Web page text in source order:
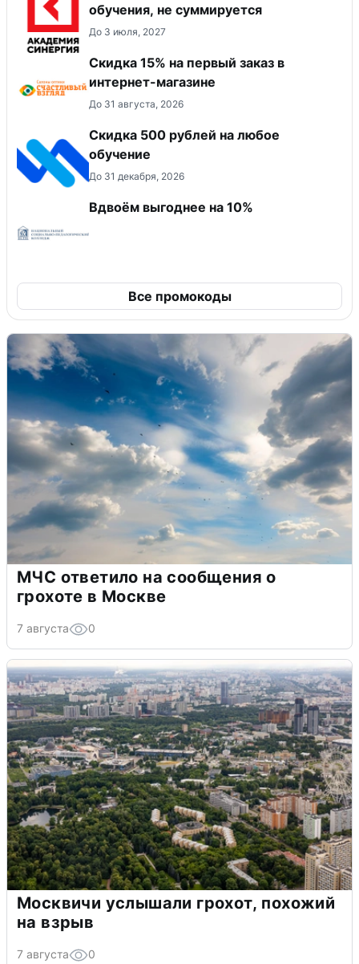
обучения, не суммируется
До 3 июля, 2027
Скидка 15% на первый заказ в
интернет-магазине
До 31 августа, 2026
Скидка 500 рублей на любое
обучение
До 31 декабря, 2026
Вдвоём выгоднее на 10%
Все промокоды
МЧС ответило на сообщения о
грохоте в Москве
7 августа 0
Москвичи услышали грохот, похожий
на взрыв
7 августа 0